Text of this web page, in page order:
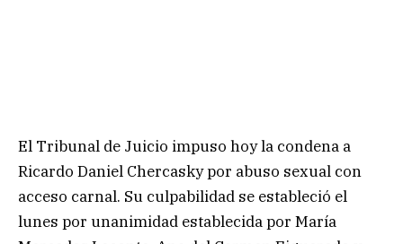
El Tribunal de Juicio impuso hoy la condena a
Ricardo Daniel Chercasky por abuso sexual con
acceso carnal. Su culpabilidad se estableció el
lunes por unanimidad establecida por María